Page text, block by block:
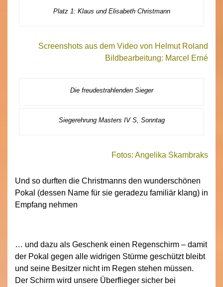
Platz 1: Klaus und Elisabeth Christmann
Screenshots aus dem Video von Helmut Roland
Bildbearbeitung: Marcel Erné
Die freudestrahlenden Sieger
Siegerehrung Masters IV S, Sonntag
Fotos: Angelika Skambraks
Und so durften die Christmanns den wunderschönen
Pokal (dessen Name für sie geradezu familiär klang) in
Empfang nehmen
… und dazu als Geschenk einen Regenschirm – damit
der Pokal gegen alle widrigen Stürme geschützt bleibt
und seine Besitzer nicht im Regen stehen müssen.
Der Schirm wird unsere Überflieger sicher bei